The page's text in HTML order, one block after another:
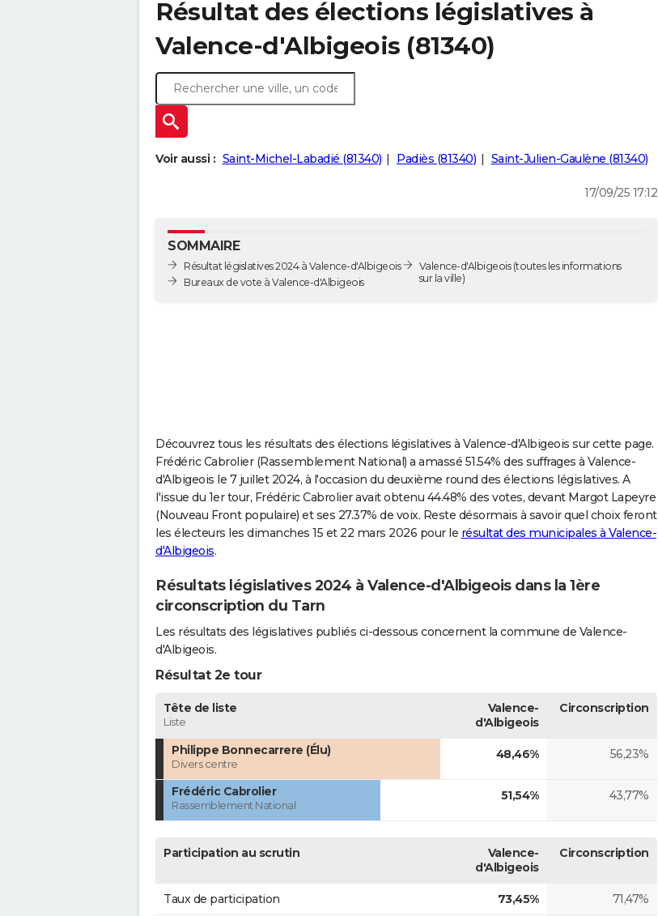
Résultat des élections législatives à
Valence-d'Albigeois (81340)
Voir aussi : Saint-Michel-Labadié (81340) Padiès (81340) Saint-Julien-Gaulène (81340)
17/09/25 17:12
SOMMAIRE
Résultat législatives 2024 à Valence-d'Albigeois
Bureaux de vote à Valence-d'Albigeois
Valence-d'Albigeois(toutes les informations
sur la ville)
Découvrez tous les résultats des élections législatives à Valence-d'Albigeois sur cette page.
Frédéric Cabrolier (Rassemblement National) a amassé 51.54% des suffrages à Valence-
d'Albigeois le 7 juillet 2024, à l'occasion du deuxième round des élections législatives. A
l'issue du 1er tour, Frédéric Cabrolier avait obtenu 44.48% des votes, devant Margot Lapeyre
(Nouveau Front populaire) et ses 27.37% de voix. Reste désormais à savoir quel choix feront
les électeurs les dimanches 15 et 22 mars 2026 pour le résultat des municipales à Valence-
d'Albigeois.
Résultats législatives 2024 à Valence-d'Albigeois dans la 1ère
circonscription du Tarn
Les résultats des législatives publiés ci-dessous concernent la commune de Valence-
d'Albigeois.
Résultat 2e tour
Tête de liste
Liste
Valence-
d'Albigeois
Circonscription
Philippe Bonnecarrere (Élu)
Divers centre
48,46% 56,23%
Frédéric Cabrolier
Rassemblement National
51,54% 43,77%
Participation au scrutin
Valence-
d'Albigeois
Circonscription
Taux de participation 73,45% 71,47%